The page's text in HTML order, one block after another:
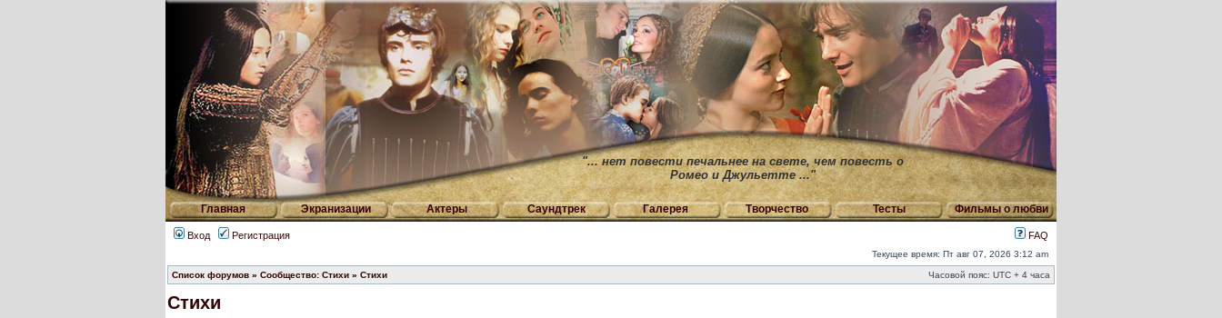
"... нет повести печальнее на свете, чем повесть о
Ромео и Джульетте ..."
Главная Экранизации Актеры Саундтрек Галерея Творчество Тесты Фильмы о любви
Вход Регистрация FAQ
Текущее время: Пт авг 07, 2026 3:12 am
Список форумов » Сообщество: Стихи » Стихи Часовой пояс: UTC + 4 часа
Стихи